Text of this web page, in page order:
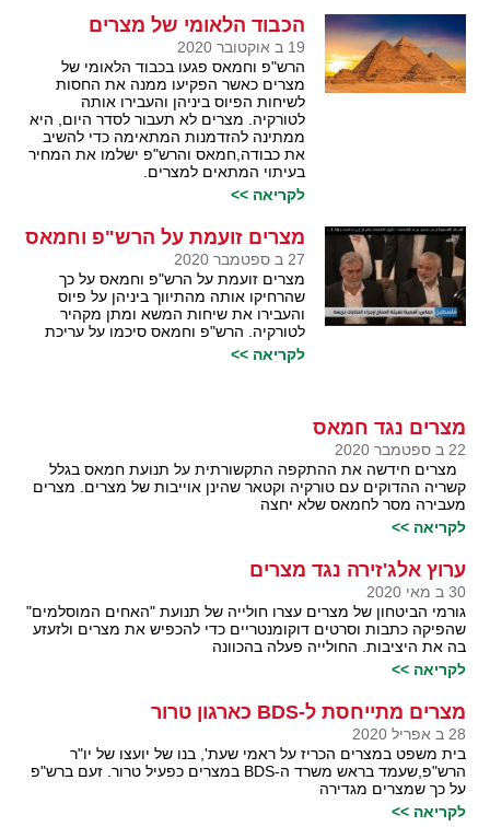
הכבוד הלאומי של מצרים
19 ב אוקטובר 2020
הרש"פ וחמאס פגעו בכבוד הלאומי של
מצרים כאשר הפקיעו ממנה את החסות
לשיחות הפיוס ביניהן והעבירו אותה
לטורקיה. מצרים לא תעבור לסדר היום, היא
ממתינה להזדמנות המתאימה כדי להשיב
את כבודה,חמאס והרש"פ ישלמו את המחיר
בעיתוי המתאים למצרים.
לקריאה >>
מצרים זועמת על הרש"פ וחמאס
27 ב ספטמבר 2020
מצרים זועמת על הרש"פ וחמאס על כך
שהרחיקו אותה מהתיווך ביניהן על פיוס
והעבירו את שיחות המשא ומתן מקהיר
לטורקיה. הרש"פ וחמאס סיכמו על עריכת
לקריאה >>
מצרים נגד חמאס
22 ב ספטמבר 2020
מצרים חידשה את ההתקפה התקשורתית על תנועת חמאס בגלל
קשריה ההדוקים עם טורקיה וקטאר שהינן אוייבות של מצרים. מצרים
מעבירה מסר לחמאס שלא יחצה
לקריאה >>
ערוץ אלג'זירה נגד מצרים
30 ב מאי 2020
גורמי הביטחון של מצרים עצרו חולייה של תנועת "האחים המוסלמים"
שהפיקה כתבות וסרטים דוקומנטריים כדי להכפיש את מצרים ולזעזע
בה את היציבות. החולייה פעלה בהכוונה
לקריאה >>
מצרים מתייחסת ל-BDS כארגון טרור
28 ב אפריל 2020
בית משפט במצרים הכריז על ראמי שעת', בנו של יועצו של יו"ר
הרש"פ,שעמד בראש משרד ה-BDS במצרים כפעיל טרור. זעם ברש"פ
על כך שמצרים מגדירה
לקריאה >>